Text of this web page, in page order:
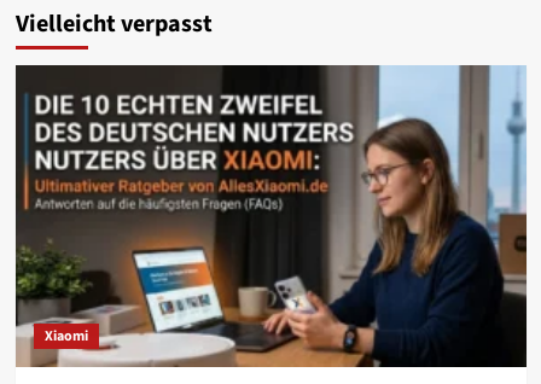
Vielleicht verpasst
Xiaomi